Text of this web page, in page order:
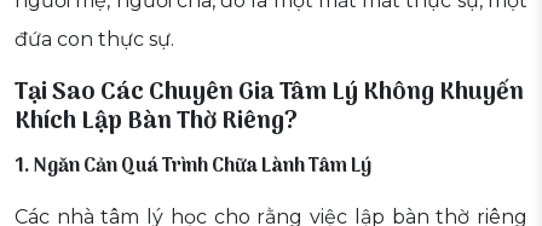
đứa con thực sự.
Tại Sao Các Chuyên Gia Tâm Lý Không Khuyến
Khích Lập Bàn Thờ Riêng?
1. Ngăn Cản Quá Trình Chữa Lành Tâm Lý
Các nhà tâm lý học cho rằng việc lập bàn thờ riêng